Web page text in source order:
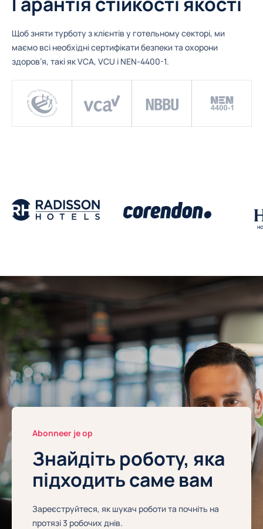
Щоб зняти турботу з клієнтів у готельному секторі, ми
маємо всі необхідні сертифікати безпеки та охорони
здоров’я, такі як VCA, VCU і NEN-4400-1.
Abonneer je op
Знайдіть роботу, яка
підходить саме вам
Зареєструйтеся, як шукач роботи та почніть на
протязі 3 робочих днів.